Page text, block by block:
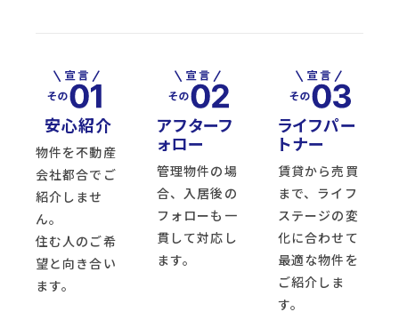
安心紹介
物件を不動産
会社都合でご
紹介しませ
ん。
住む人のご希
望と向き合い
ます。
アフターフ
ォロー
管理物件の場
合、入居後の
フォローも一
貫して対応し
ます。
ライフパー
トナー
賃貸から売買
まで、ライフ
ステージの変
化に合わせて
最適な物件を
ご紹介しま
す。